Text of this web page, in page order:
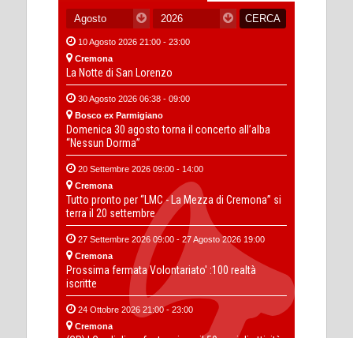
10 Agosto 2026 21:00 - 23:00
Cremona
La Notte di San Lorenzo
30 Agosto 2026 06:38 - 09:00
Bosco ex Parmigiano
Domenica 30 agosto torna il concerto all’alba
“Nessun Dorma”
20 Settembre 2026 09:00 - 14:00
Cremona
Tutto pronto per “LMC - La Mezza di Cremona” si
terra il 20 settembre
27 Settembre 2026 09:00 - 27 Agosto 2026 19:00
Cremona
Prossima fermata Volontariato' :100 realtà
iscritte
24 Ottobre 2026 21:00 - 23:00
Cremona